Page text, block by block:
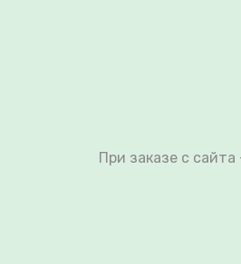
При заказе с сайта